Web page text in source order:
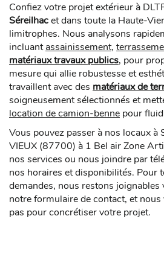
Confiez votre projet extérieur à
Séreilhacet dans toute la Haute-
limitrophes. Nous analysons
incluantassainissement,
matériaux travaux publics, pour
mesure qui allie robustesse et
travaillent avec des matériaux de
soigneusement sélectionnés et
location de camion-benne pour
Vous pouvez passer à nos locaux à
VIEUX (87700) à 1 Bel air Zone
nos services ou nous joindre par
nos horaires et disponibilités. Pour
demandes, nous restons joignables
notre formulaire de contact, et
pas pour concrétiser votre projet.